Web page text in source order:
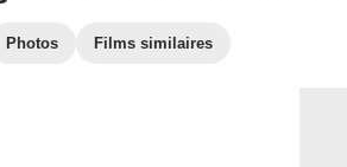
Photos Films similaires